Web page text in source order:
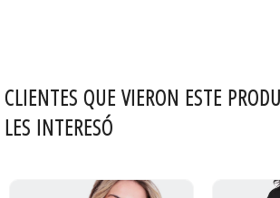
CLIENTES QUE VIERON ESTE
LES INTERESÓ